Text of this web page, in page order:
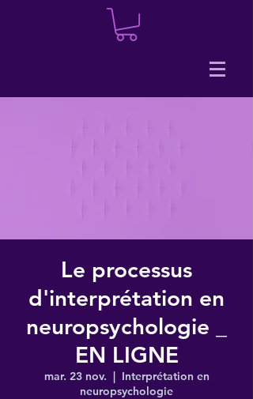
Le processus
d'interprétation en
neuropsychologie _
EN LIGNE
mar. 23 nov.
  |
Interprétation en
neuropsychologie